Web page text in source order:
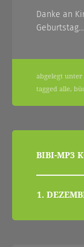
Danke an
Geburtstag…
abgelegt unter
tagged alle,
BIBI-MP3
1.